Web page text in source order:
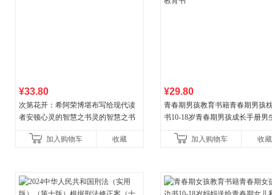
¥33.80
次第花开：希阿荣博堪布写给现代读
者安顿心灵的智慧之书灵的智慧之书
加入购物车 收藏
¥29.80
青春期男孩教育书籍青春期男孩
书10-18岁青春期男孩成长手册男
育书
加入购物车 收藏